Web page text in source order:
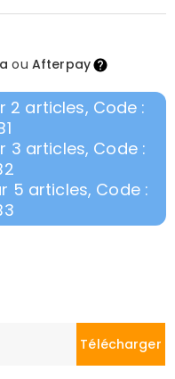
ou Afterpay
2 articles, Code :
3 articles, Code :
5 articles, Code :
Télécharger